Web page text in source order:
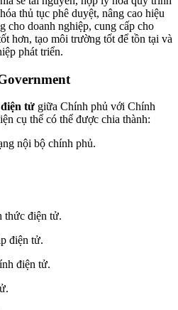
thủ tục phê duyệt, nâng cao hiệu
cho doanh nghiệp, cung cấp cho
hơn, tạo môi trường tốt để tồn tại và
phát triển.
tử giữa Chính phủ với Chính
cụ thể có thể được chia thành:
nội bộ chính phủ.
thức điện tử.
điện tử.
điện tử.